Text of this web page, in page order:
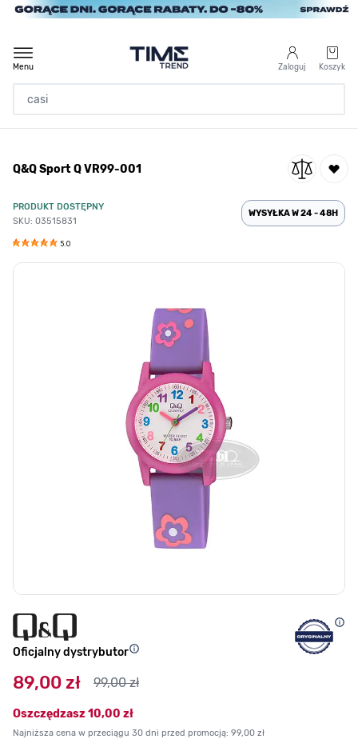
Przejdź do treści
Zaloguj Koszyk
Menu
/ Q&Q Sport Q VR99-001
Q&Q Sport Q VR99-001
PRODUKT DOSTĘPNY
SKU: 03515831
5.0
WYSYŁKA W 24 - 48H
Oficjalny dystrybutor
89,00 zł 99,00 zł
Oszczędzasz10,00 zł
Najniższa cena w przeciągu 30 dni przed promocją: 99,00 zł